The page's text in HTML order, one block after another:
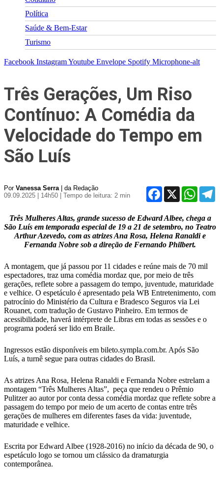
Política
Saúde & Bem-Estar
Turismo
Facebook InstagramYoutube Envelope Spotify Microphone-alt
Três Gerações, Um Riso
Contínuo: A Comédia da
Velocidade do Tempo em
São Luís
Por Vanessa Serra| da Redação
09.09.2025 | 14h50
| Tempo de leitura: 2 min
Facebook
X
Três Mulheres Altas, grande sucesso de Edward Albee, chega a
São Luís em temporada especial de 19 a 21 de setembro, no Teatro
Arthur Azevedo, com as atrizes Ana Rosa, Helena Ranaldi e
Fernanda Nobre sob a direção de Fernando Philbert.
A montagem, que já passou por 11 cidades e reúne mais de 70 mil
espectadores, traz uma comédia mordaz que, por meio de três
gerações, reflete sobre a passagem do tempo, juventude, maturidade
e velhice. O espetáculo é apresentado pela WB Entretenimento, com
patrocínio do Ministério da Cultura e Bradesco Seguros via Lei
Rouanet, com tradução de Gustavo Pinheiro. Em termos de
acessibilidade, haverá intérprete de Libras em todas as sessões e o
programa poderá ser lido em Braile.
Ingressos estão disponíveis em bileto.sympla.com.br. Após São
Luís, a turnê segue para outras cidades do Brasil.
As atrizes Ana Rosa, Helena Ranaldi e Fernanda Nobre estrelam a
montagem “Três Mulheres Altas”, peça que rendeu o Prêmio
Pulitzer ao autor por conta dessa comédia mordaz que reflete sobre a
passagem do tempo por meio de um acerto de contas entre três
gerações de mulheres em diferentes fases da vida: juventude,
maturidade e velhice.
Escrita por Edward Albee (1928-2016) no início da década de 90, o
espetáculo logo se tornou um clássico da dramaturgia
contemporânea.